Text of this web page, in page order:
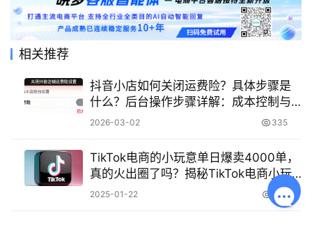
相关推荐
抖音小店如何关闭运费险？具体步骤是
什么？后台操作步骤详解：成本控制与
买家信任平衡策略，售后保障替代方案
2026-03-02 335
TikTok电商的小玩意单日爆卖4000单，
真的火出圈了吗？揭秘TikTok电商小玩
意爆卖背后的原因！
2025-01-22 909